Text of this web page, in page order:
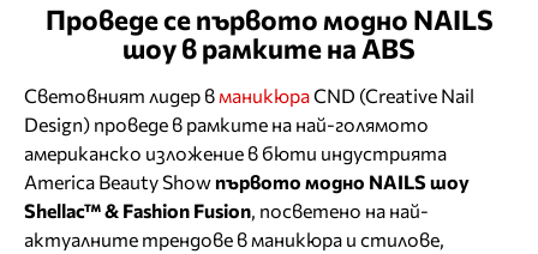
Проведе се първото модно NAILS
шоу в рамките на ABS
Световният лидер в маникюраCND (Creative Nail
Design) проведе в рамките на най-голямото
американско изложение в бюти индустрията
America Beauty Show първото модно NAILSшоу
Shellac™ & Fashion Fusion , посветено на най-
актуалните трендове в маникюра и стилове,